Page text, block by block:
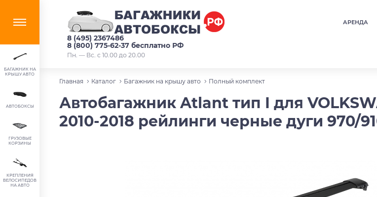
АРЕНДА
8 (495) 2367486
8 (800) 775-62-37 бесплатно РФ
Пн. — Вс. с 10.00 до 20.00
БАГАЖНИК НА
КРЫШУ АВТО
АВТОБОКСЫ
ГРУЗОВЫЕ
КОРЗИНЫ
КРЕПЛЕНИЯ
ВЕЛОСИПЕДОВ
НА АВТО
Главная Каталог Багажник на крышу авто Полный комплект
Автобагажник Atlant тип I для
2010-2018 рейлинги черные дуги 970/910